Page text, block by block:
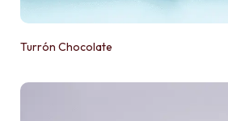
Turrón Chocolate